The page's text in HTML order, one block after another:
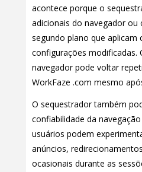
acontece porque o
adicionais do navegador ou
segundo plano que aplicam
configurações modificadas.
navegador pode voltar
WorkFaze .com mesmo
O sequestrador também
confiabilidade da
usuários podem
anúncios,
ocasionais durante as